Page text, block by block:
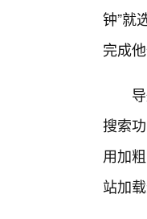
钟”就
完成
搜索
用加
站加